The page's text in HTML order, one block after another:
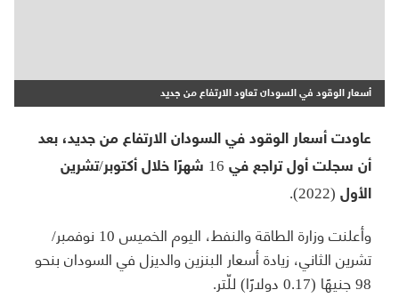
أسعار الوقود في السودان تعاود الارتفاع من جديد
عاودت أسعار الوقود في السودان الارتفاع من جديد، بعد
أن سجلت أول تراجع في 16 شهرًا خلال أكتوبر/تشرين
الأول (2022).
وأعلنت وزارة الطاقة والنفط، اليوم الخميس 10 نوفمبر/
تشرين الثاني، زيادة أسعار البنزين والديزل في السودان بنحو
98 جنيهًا (0.17 دولارًا) للّتر.